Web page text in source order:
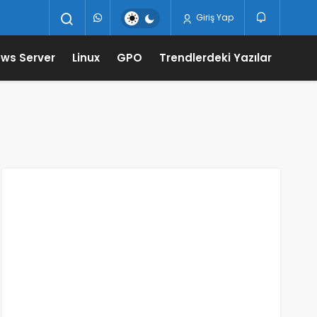
Giriş Yap
Server Linux GPO Trendlerdeki Yazılar